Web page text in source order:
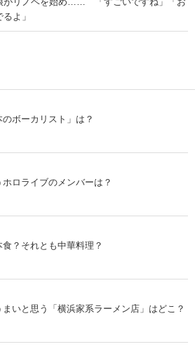
よ」
ボーカリスト」は？
ロライブのメンバーは？
？それとも中華料理？
いと思う「横浜家系ラーメン店」はどこ？